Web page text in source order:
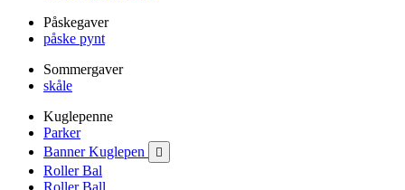
Påskegaver
påske pynt
Sommergaver
skåle
Kuglepenne
Parker
Banner Kuglepen

Roller Bal
Roller Ball